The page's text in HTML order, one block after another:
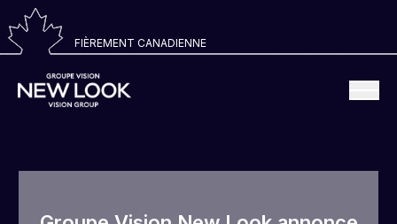
FIÈREMENT CANADIENNE